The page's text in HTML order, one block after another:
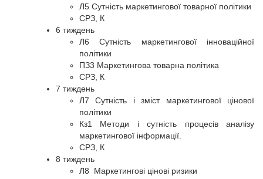
Л5 Сутність маркетингової товарної політики
СРЗ, К
6 тиждень
Л6 Сутність маркетингової інноваційної
політики
ПЗ3 Маркетингова товарна політика
СРЗ, К
7 тиждень
Л7 Сутність і зміст маркетингової цінової
політики
Кз1 Методи і сутність процесів аналізу
маркетингової інформації.
СРЗ, К
8 тиждень
Л8 Маркетингові цінові ризики